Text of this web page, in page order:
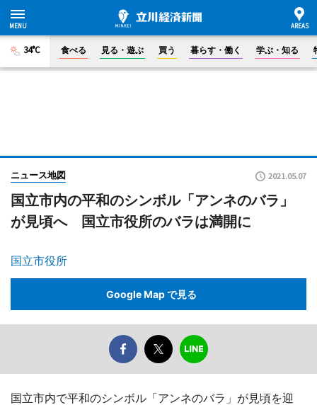
34°C 食べる 見る・遊ぶ 買う 暮らす・働く 学ぶ・知る
ニュース地図 2021.05.07
国立市内の平和のシンボル「アンネのバラ」
が見頃へ 国立市役所のバラは満開に
国立市役所
Google Map で見る
国立市内で平和のシンボル「アンネのバラ」が見頃を迎